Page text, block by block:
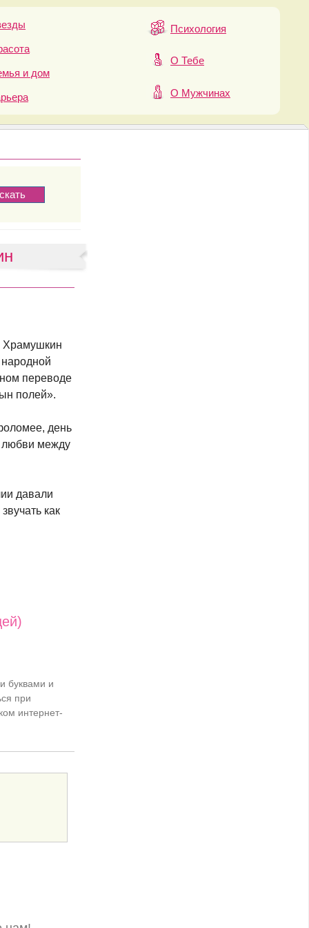
и дом
Психология
О Тебе
О Мужчинах
Храмушкин
переводе
полей».
день
любви между
давали
как
буквами и
при
интернет-